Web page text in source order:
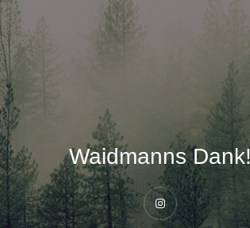
Waidmanns Dank!
Instagram